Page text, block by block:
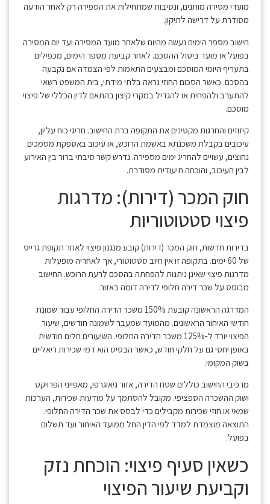
מועדי מסירה מותנים, ונסיבות שמתחילות את הספירה רק לאחר הודעה
מסודרת על דרישה לתיקון.
חישוב מספר הימים נעשה מהיום שלאחר מועד המסירה ועד יום המסירה
בפועל או מועד ביטול ההסכם. לאחר קביעת מספר הימים, מכפילים
בתעריף היומי המוסכם ומבצעים התאמות לפי הצמדה אם נקבעה
בהסכם. כאשר הסכום החוזי נראה בלתי מידתי, בית המשפט רשאי
להתערב ולהפחית או להגדיל במקרי קיצון בהתאם לדין הכללי של פיצוי
מוסכם.
קיזוזים והחרגות מקטינים את התקופה ברת החישוב. חריגי כוח עליון,
עיכובים בקבלת משכנתא באשמת הרוכש, או עיכוב באספקת מסמכים
נחוצים, עשויים להחריג ימים מספירה. נדרש קשר סיבתי ברור בין האירוע
לבין העיכוב, והוכחה תיעודית מסודרת.
חוק המכר (דירות): מדרגות
פיצוי סטטוטוריות
בדירות חדשות, חוק המכר (דירות) קובע מנגנון פיצוי לאחר תקופת גרייס
של 60 ימים. בתקופה זו אין חיוב סטטוטורי, אך לאחריה מופעלות
מדרגות פיצוי שאינן ניתנות להפחתה בהסכם לרעת הרוכש. החישוב
מבוסס על שכר דירה חלופי לדירה דומה באזור.
המדרגה הראשונה קובעת 150% משכר הדירה החלופי עבור שמונת
חודשי האיחור הראשונים. מהמועד שמעבר לשמונה חודשים, שיעור
הפיצוי יורד ל-125% משכר הדירה החלופי. השיעורים חלים חודשית
באופן יחסי גם על חלקי חודש, כאשר הבסיס הוא דמי שכירות ריאליים
בשוק המקומי.
מרכיבי החישוב כוללים שטח הדירה, אזור גיאוגרפי, מאפייני הפרויקט
ושוק ההשכרה הספציפי. מקובל להסתמך על מודעות שכירות, הערכות
שמאי או חוזי שכירות מקבילים כדי לבסס את שכר הדירה החלופי.
התוצאה מוצמדת למדד לפי הדין החל ממועד האיחור ועד תשלום
בפועל.
כשאין סעיף פיצוי: הוכחת נזק
וקביעת שיעור הפיצוי